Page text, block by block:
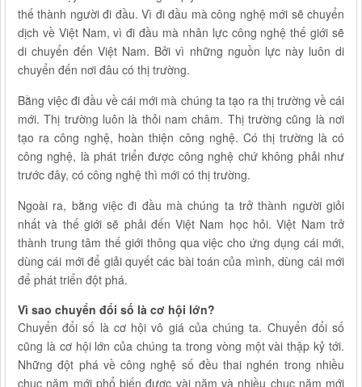
thế thành người đi đầu. Vì đi đầu mà công nghệ mới sẽ chuyển
dịch về Việt Nam, vì đi đầu mà nhân lực công nghệ thế giới sẽ
di chuyển đến Việt Nam. Bởi vì những nguồn lực này luôn di
chuyển đến nơi đâu có thị trường.
Bằng việc đi đầu về cái mới mà chúng ta tạo ra thị trường về cái
mới. Thị trường luôn là thỏi nam châm. Thị trường cũng là nơi
tạo ra công nghệ, hoàn thiện công nghệ. Có thị trường là có
công nghệ, là phát triển được công nghệ chứ không phải như
trước đây, có công nghệ thì mới có thị trường.
Ngoài ra, bằng việc đi đầu mà chúng ta trở thành người giỏi
nhất và thế giới sẽ phải đến Việt Nam học hỏi. Việt Nam trở
thành trung tâm thế giới thông qua việc cho ứng dụng cái mới,
dùng cái mới để giải quyết các bài toán của mình, dùng cái mới
để phát triển đột phá.
Vì sao chuyển đổi số là cơ hội lớn?
Chuyển đổi số là cơ hội vô giá của chúng ta. Chuyển đổi số
cũng là cơ hội lớn của chúng ta trong vòng một vài thập kỷ tới.
Những đột phá về công nghệ số đều thai nghén trong nhiều
chục năm mới phổ biến được vài năm và nhiều chục năm mới